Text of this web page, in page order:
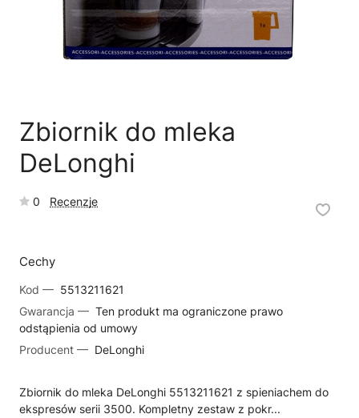
Zbiornik do mleka
DeLonghi
0 Recenzje
Cechy
Kod — 5513211621
Gwarancja — Ten produkt ma ograniczone prawo
odstąpienia od umowy
Producent — DeLonghi
Zbiornik do mleka DeLonghi 5513211621 z spieniachem do
ekspresów serii 3500. Kompletny zestaw z pokr...
🗹 Reklamacja naprawy Reklamacja towaru